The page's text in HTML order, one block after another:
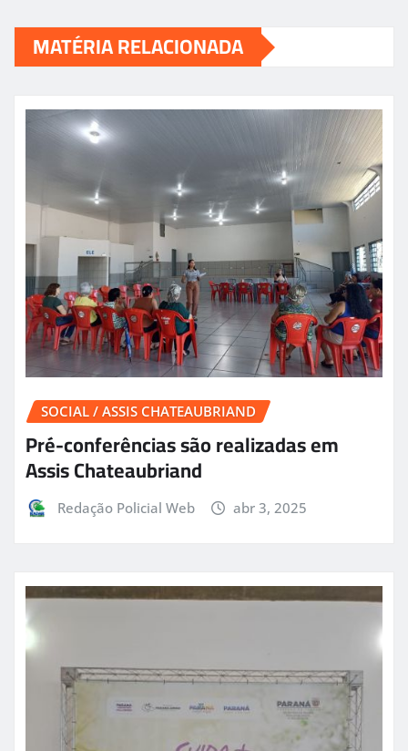
MATÉRIA RELACIONADA
SOCIAL / ASSIS CHATEAUBRIAND
Pré-conferências são realizadas em
Assis Chateaubriand
Redação Policial Web abr 3, 2025